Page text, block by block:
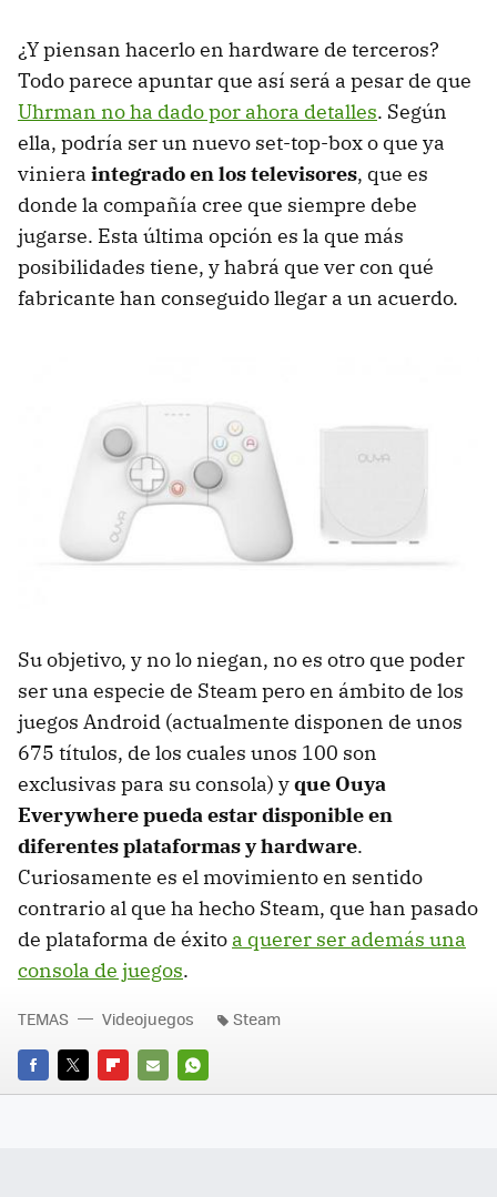
¿Y piensan hacerlo en hardware de terceros?
Todo parece apuntar que así será a pesar de que
Uhrman no ha dado por ahora detalles. Según
ella, podría ser un nuevo set-top-box o que ya
viniera integrado en los televisores, que es
donde la compañía cree que siempre debe
jugarse. Esta última opción es la que más
posibilidades tiene, y habrá que ver con qué
fabricante han conseguido llegar a un acuerdo.
Su objetivo, y no lo niegan, no es otro que poder
ser una especie de Steam pero en ámbito de los
juegos Android (actualmente disponen de unos
675 títulos, de los cuales unos 100 son
exclusivas para su consola) yque Ouya
Everywhere pueda estar disponible en
diferentes plataformas y hardware.
Curiosamente es el movimiento en sentido
contrario al que ha hecho Steam, que han pasado
de plataforma de éxito a querer ser además una
consola de juegos.
FACEBOOK
TWITTERFLIPBOARD
E-
WHATSAPP
TEMAS Videojuegos Steam